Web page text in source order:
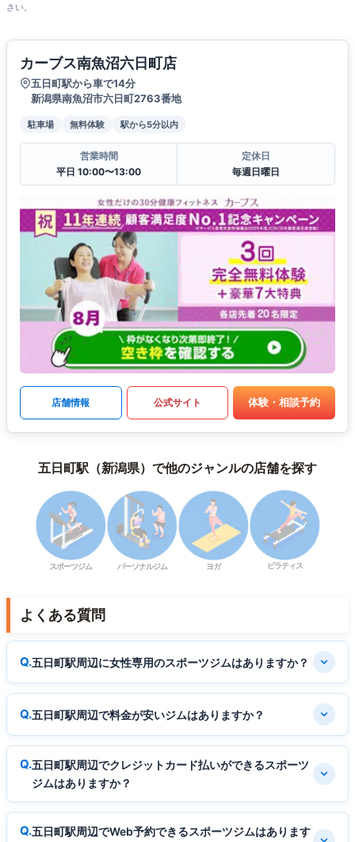
さい。
カーブス南魚沼六日町店
五日町駅から車で14分
新潟県南魚沼市六日町2763番地
駐車場 無料体験 駅から5分以内
営業時間
平日 10:00〜13:00
定休日
毎週日曜日
店舗情報 公式サイト 体験・相談予約
五日町駅（新潟県）で他のジャンルの店舗を探す
スポーツジム パーソナルジム ヨガ ピラティス
よくある質問
五日町駅周辺に女性専用のスポーツジムはありますか？
五日町駅周辺で料金が安いジムはありますか？
五日町駅周辺でクレジットカード払いができるスポーツ
ジムはありますか？
五日町駅周辺でWeb予約できるスポーツジムはあります